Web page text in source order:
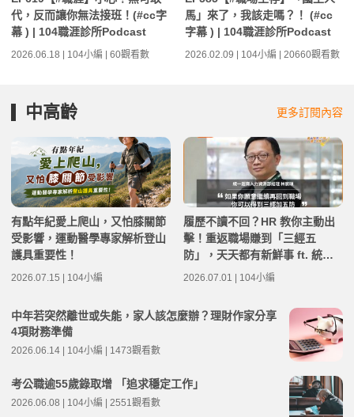
代，反而讓你無法接班！(#cc字
幕 ) | 104職涯診所Podcast
2026.06.18 | 104小編 | 60觀看數
馬」來了，我該走嗎？！ (#cc
字幕 ) | 104職涯診所Podcast
2026.02.09 | 104小編 | 20660觀看數
中高齡 更多訂閱內容
有點年紀愛上爬山，又怕膝關節
受影響，運動醫學專家解析登山
護具重要性！
2026.07.15 | 104小編
履歷不讀不回？HR 教你主動出
擊！重返職場賺到「三經五
防」，天天都有新鮮事 ft. 統一
超商人力資源部經理 林宸碩 | 高
年級不打烊 x 用 AI 點亮第二人
2026.07.01 | 104小編
中年若突然離世或失能，家人該怎麼辦？理財作家分享
4項財務準備
2026.06.14 | 104小編 | 1473觀看數
考公職逾55歲錄取增 「追求穩定工作」
2026.06.08 | 104小編 | 2551觀看數